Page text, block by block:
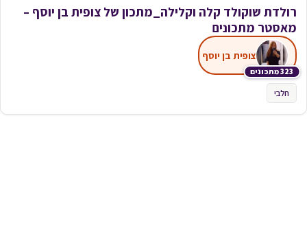
רולדת שוקולד קלה וקלילה_מתכון של צופית בן יוסף –
מאסטר מתכונים
323 מתכונים
צופית בן יוסף
חלבי